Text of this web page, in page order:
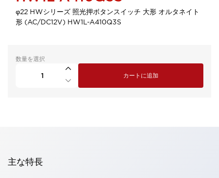
φ22 HWシリーズ 照光押ボタンスイッチ 大形 オルタネイト
形 (AC/DC12V) HW1L-A410Q3S
数量を選択
カートに追加
主な特長